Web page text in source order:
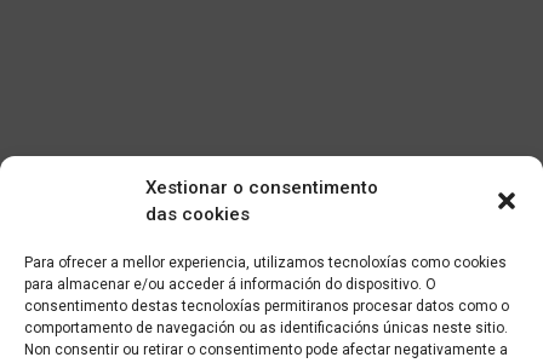
Xestionar o consentimento
das cookies
Para ofrecer a mellor experiencia, utilizamos tecnoloxías como cookies
para almacenar e/ou acceder á información do dispositivo. O
consentimento destas tecnoloxías permitiranos procesar datos como o
comportamento de navegación ou as identificacións únicas neste sitio.
Non consentir ou retirar o consentimento pode afectar negativamente a